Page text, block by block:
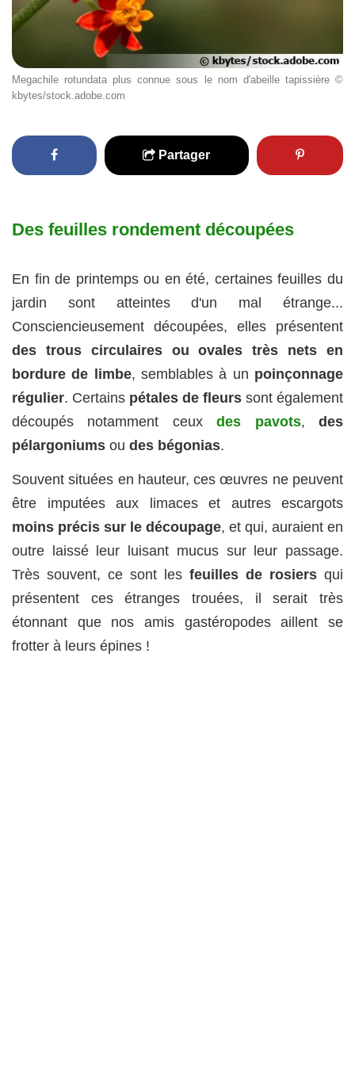
Megachile rotundata plus connue sous le nom d'abeille tapissière ©
kbytes/stock.adobe.com
Partager
Des feuilles rondement découpées
En fin de printemps ou en été, certaines feuilles du
jardin sont atteintes d'un mal étrange...
Consciencieusement découpées, elles présentent
des trous circulaires ou ovales très nets en
bordure de limbe, semblables à un poinçonnage
régulier. Certains pétales de fleurs sont également
découpés notamment ceuxdes pavots,des
pélargoniums ou des bégonias.
Souvent situées en hauteur, ces œuvres ne peuvent
être imputées aux limaces et autres escargots
moins précis sur le découpage, et qui, auraient en
outre laissé leur luisant mucus sur leur passage.
Très souvent, ce sont les feuilles de rosiers qui
présentent ces étranges trouées, il serait très
étonnant que nos amis gastéropodes aillent se
frotter à leurs épines !